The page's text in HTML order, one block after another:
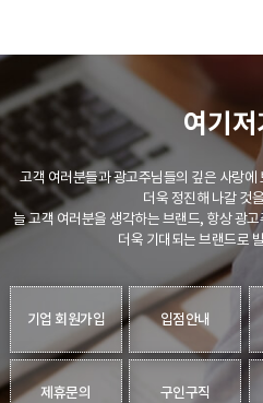
여기
고객 여러분들과 광고주님들의 깊은 사랑에
더욱 정진해 나갈 것
늘 고객 여러분을 생각하는 브랜드, 항상 광
더욱 기대되는 브랜드로
기업 회원가입 입점안내
제휴문의 구인구직